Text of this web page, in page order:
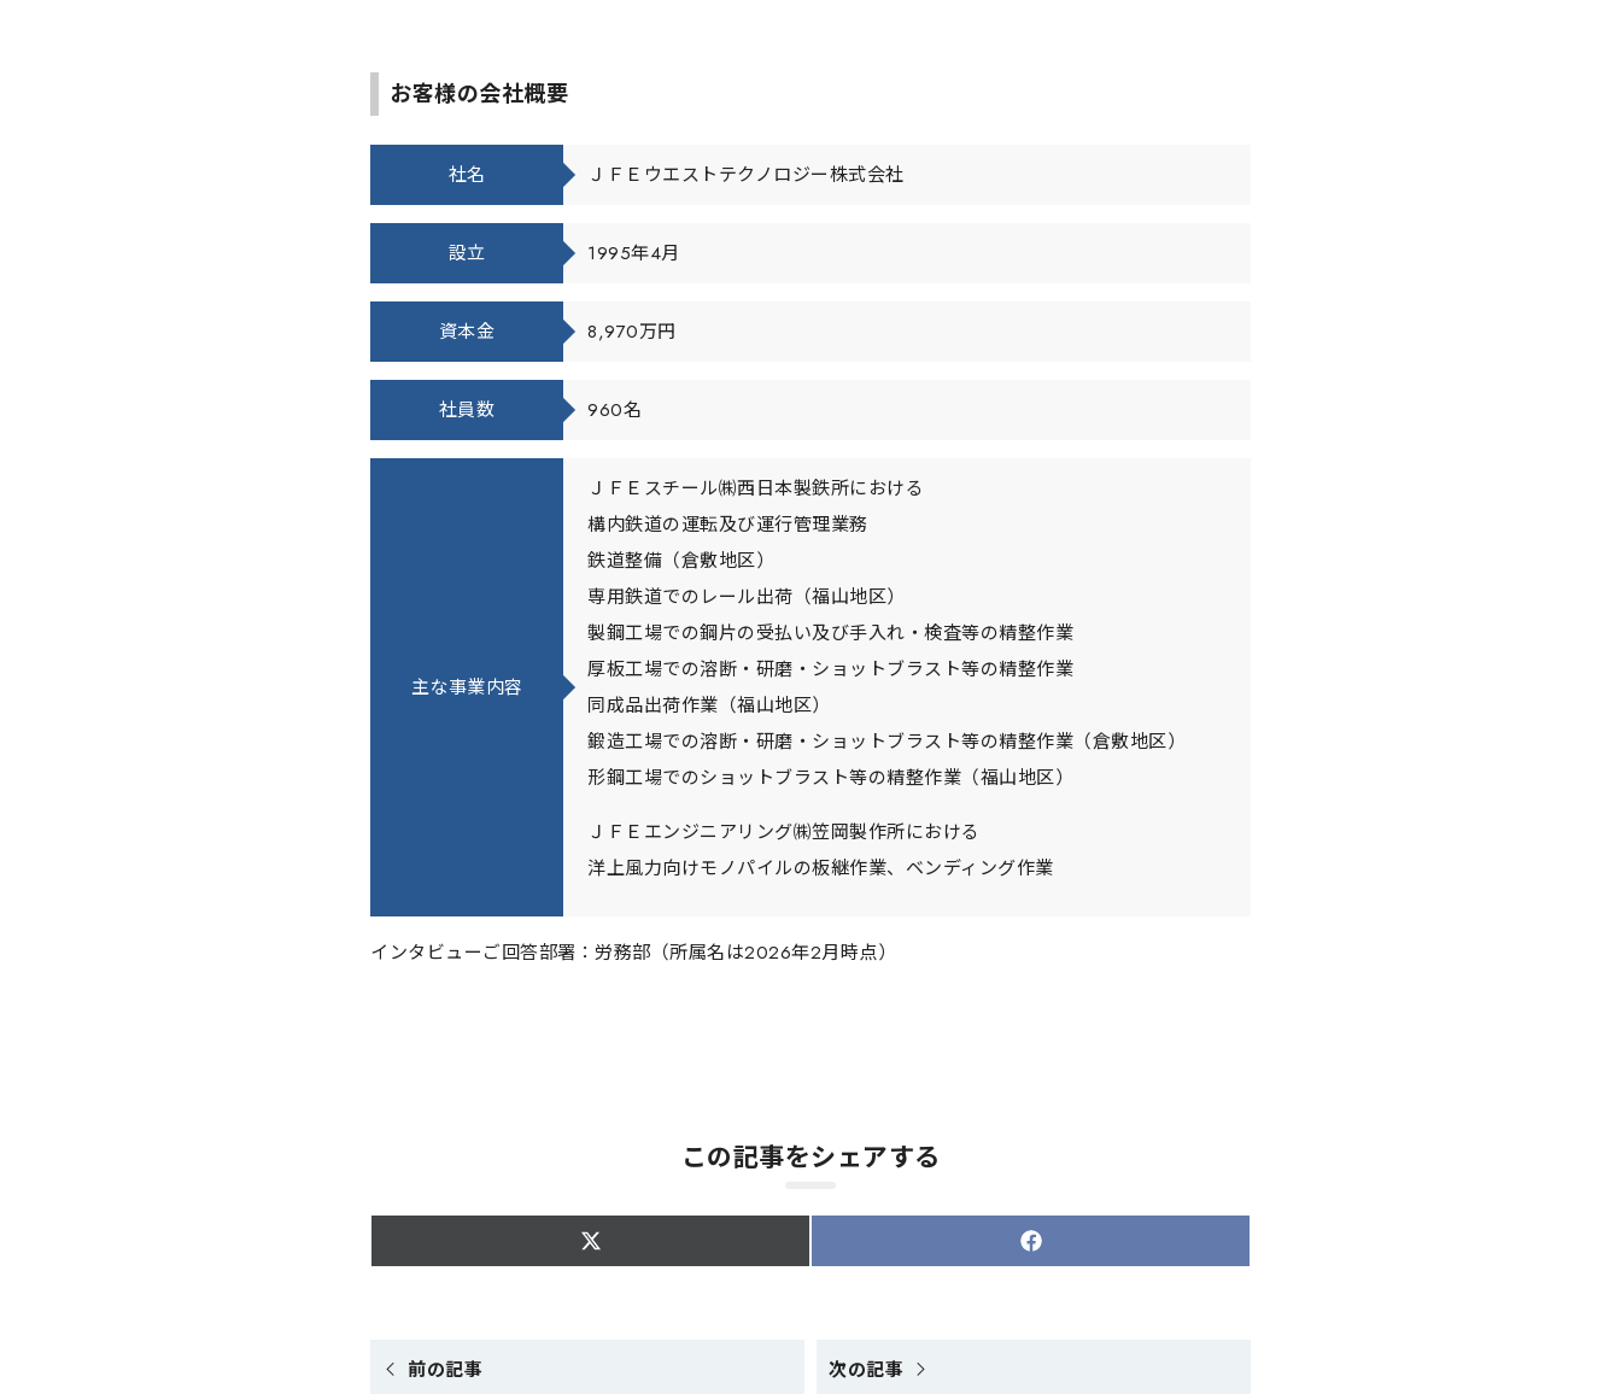
お客様の会社概要
社名 ＪＦＥウエストテクノロジー株式会社
設立 1995年4月
資本金 8,970万円
社員数 960名
主な事業内容
ＪＦＥスチール㈱西日本製鉄所における
構内鉄道の運転及び運行管理業務
鉄道整備（倉敷地区）
専用鉄道でのレール出荷（福山地区）
製鋼工場での鋼片の受払い及び手入れ・検査等の精整作業
厚板工場での溶断・研磨・ショットブラスト等の精整作業
同成品出荷作業（福山地区）
鍛造工場での溶断・研磨・ショットブラスト等の精整作業（倉敷地区）
形鋼工場でのショットブラスト等の精整作業（福山地区）
ＪＦＥエンジニアリング㈱笠岡製作所における
洋上風力向けモノパイルの板継作業、ベンディング作業
インタビューご回答部署：労務部（所属名は2026年2月時点）
この記事をシェアする
S
h
S
h
前の記事
次の記事